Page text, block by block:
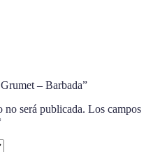
– Barbada”
no será publicada. Los campos